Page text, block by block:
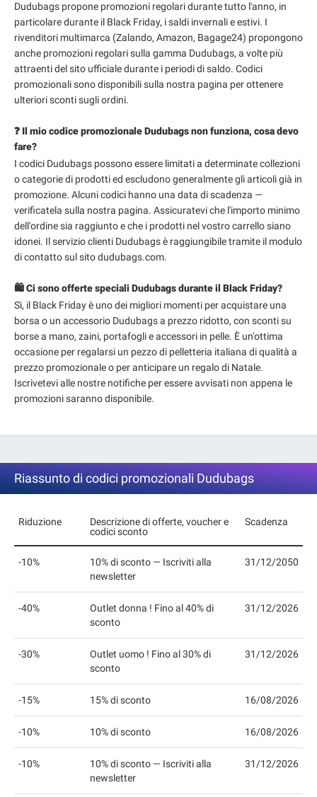
Dudubags propone promozioni regolari durante tutto l'anno, in
particolare durante il Black Friday, i saldi invernali e estivi. I
rivenditori multimarca (Zalando, Amazon, Bagage24) propongono
anche promozioni regolari sulla gamma Dudubags, a volte più
attraenti del sito ufficiale durante i periodi di saldo. Codici
promozionali sono disponibili sulla nostra pagina per ottenere
ulteriori sconti sugli ordini.
❓ Il mio codice promozionale Dudubags non funziona, cosa devo
fare?
I codici Dudubags possono essere limitati a determinate collezioni
o categorie di prodotti ed escludono generalmente gli articoli già in
promozione. Alcuni codici hanno una data di scadenza —
verificatela sulla nostra pagina. Assicuratevi che l'importo minimo
dell'ordine sia raggiunto e che i prodotti nel vostro carrello siano
idonei. Il servizio clienti Dudubags è raggiungibile tramite il modulo
di contatto sul sito dudubags.com.
🛍️ Ci sono offerte speciali Dudubags durante il Black Friday?
Sì, il Black Friday è uno dei migliori momenti per acquistare una
borsa o un accessorio Dudubags a prezzo ridotto, con sconti su
borse a mano, zaini, portafogli e accessori in pelle. È un'ottima
occasione per regalarsi un pezzo di pelletteria italiana di qualità a
prezzo promozionale o per anticipare un regalo di Natale.
Iscrivetevi alle nostre notifiche per essere avvisati non appena le
promozioni saranno disponibile.
Riassunto di codici promozionali Dudubags
Riduzione
Descrizione di offerte, voucher e
codici sconto
Scadenza
-10%
10% di sconto — Iscriviti alla
newsletter
31/12/2050
-40%
Outlet donna ! Fino al 40% di
sconto
31/12/2026
-30%
Outlet uomo ! Fino al 30% di
sconto
31/12/2026
-15% 15% di sconto 16/08/2026
-10% 10% di sconto 16/08/2026
-10%
10% di sconto — Iscriviti alla
newsletter
31/12/2026